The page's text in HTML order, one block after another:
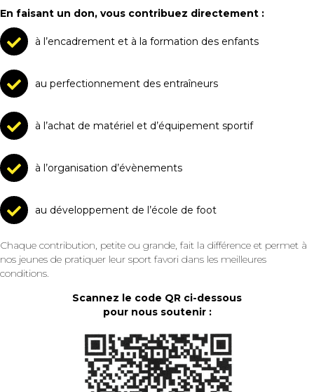
En faisant un don, vous contribuez directement :
à l’encadrement et à la formation des enfants
au perfectionnement des entraîneurs
à l’achat de matériel et d’équipement sportif
à l’organisation d’évènements
au développement de l’école de foot
Chaque contribution, petite ou grande, fait la différence et permet à
nos jeunes de pratiquer leur sport favori dans les meilleures
conditions.
Scannez le code QR ci-dessous
pour nous soutenir :